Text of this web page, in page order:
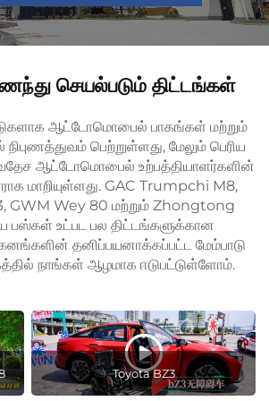
செயல்படும் திட்டங்கள்
ஆட்டோமொபைல் பாகங்கள் மற்றும்
நிபுணத்துவம் பெற்றுள்ளது, மேலும் பெரிய
ஆட்டோமொபைல் உற்பத்தியாளர்களின்
மாறியுள்ளது. GAC Trumpchi M8,
GWM Wey 80 மற்றும் Zhongtong
பஸ்கள் உட்பட பல திட்டங்களுக்கான
தனிப்பயனாக்கப்பட்ட மேம்பாடு
நாங்கள் ஆழமாக ஈடுபட்டுள்ளோம்.
Toyota BZ3